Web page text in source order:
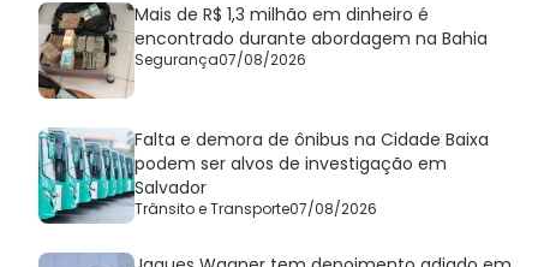
Mais de R$ 1,3 milhão em dinheiro é
encontrado durante abordagem na Bahia
Segurança07/08/2026
Falta e demora de ônibus na Cidade Baixa
podem ser alvos de investigação em
Salvador
Trânsito e Transporte07/08/2026